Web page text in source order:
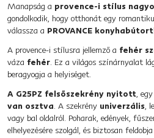
Manapság a provence-i stílus
gondolkodik, hogy otthonát egy
válassza a PROVANCE konyhabútort
A provence-i stílusra jellemző a fehér
váza fehér. Ez a világos színárnyalat
beragyogja a helyiséget.
A G25PZ felsőszekrény nyitott,
van osztva. A szekrény univerzális,
vagy bal oldalról. Poharak, edények,
elhelyezésére szolgál, és biztosan